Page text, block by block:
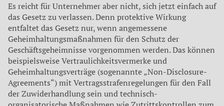
Es reicht für Unternehmer aber nicht, sich jetzt einfach auf
das Gesetz zu verlassen. Denn protektive Wirkung
entfaltet das Gesetz nur, wenn angemessene
Geheimhaltungsmaßnahmen für den Schutz der
Geschäftsgeheimnisse vorgenommen werden. Das können
beispielsweise Vertraulichkeitsvermerke und
Geheimhaltungsverträge (sogenannte „Non-Disclosure-
Agreements“) mit Vertragsstrafenregelungen für den Fall
der Zuwiderhandlung sein und technisch-